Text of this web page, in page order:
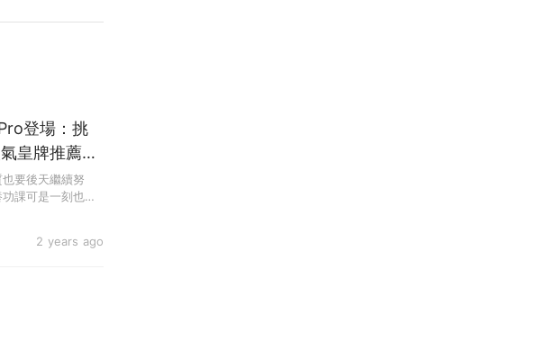
2 years ago
登場：挑
皇牌推薦，
要後天繼續努
課可是一刻也不